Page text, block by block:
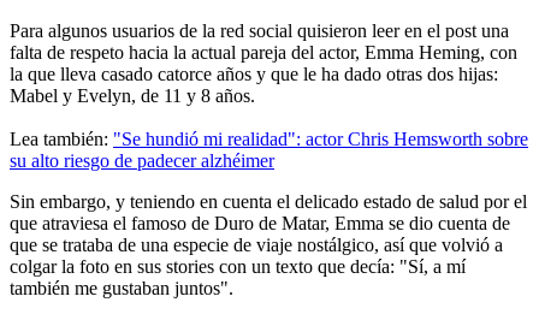
Para algunos usuarios de la red social quisieron leer en el post una
falta de respeto hacia la actual pareja del actor, Emma Heming, con
la que lleva casado catorce años y que le ha dado otras dos hijas:
Mabel y Evelyn, de 11 y 8 años.
Lea también: "Se hundió mi realidad": actor Chris Hemsworth sobre
su alto riesgo de padecer alzhéimer
Sin embargo, y teniendo en cuenta el delicado estado de salud por el
que atraviesa el famoso de Duro de Matar, Emma se dio cuenta de
que se trataba de una especie de viaje nostálgico, así que volvió a
colgar la foto en sus stories con un texto que decía: "Sí, a mí
también me gustaban juntos".